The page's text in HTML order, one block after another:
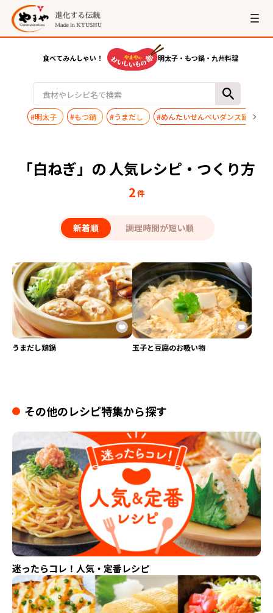
食べてみんしゃい！ 明太子・もつ鍋・九州料理
#明太子 #もつ鍋 #うまだし #めんたいせんべいダンス踊ってみ
「白ねぎ」の 人気レシピ・つくり方
2件
新着順 調理時間が短い順
うまだし鶏鍋 玉子と豆腐のお吸い物
その他のレシピ特集から探す
迷ったらコレ！人気・定番レシピ